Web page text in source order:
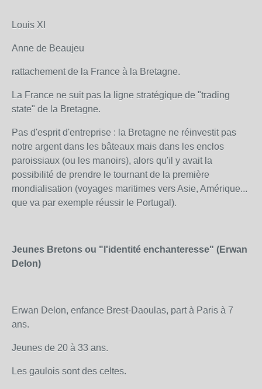
Louis XI
Anne de Beaujeu
rattachement de la France à la Bretagne.
La France ne suit pas la ligne stratégique de "trading
state" de la Bretagne.
Pas d'esprit d'entreprise : la Bretagne ne réinvestit pas
notre argent dans les bâteaux mais dans les enclos
paroissiaux (ou les manoirs), alors qu'il y avait la
possibilité de prendre le tournant de la première
mondialisation (voyages maritimes vers Asie, Amérique...
que va par exemple réussir le Portugal).
Jeunes Bretons ou "l'identité enchanteresse" (Erwan
Delon)
Erwan Delon, enfance Brest-Daoulas, part à Paris à 7
ans.
Jeunes de 20 à 33 ans.
Les gaulois sont des celtes.